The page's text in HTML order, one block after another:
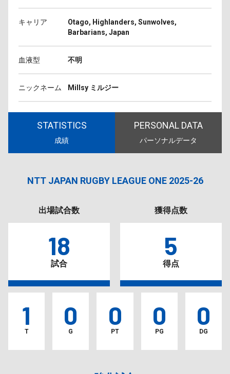
キャリア
Otago, Highlanders, Sunwolves,
Barbarians, Japan
血液型 不明
ニックネーム Millsy ミルジー
STATISTICS
成績
PERSONAL DATA
パーソナルデータ
NTT JAPAN RUGBY LEAGUE ONE 2025-26
出場試合数
18
試合
獲得点数
5
得点
1
T
0
G
0
PT
0
PG
0
DG